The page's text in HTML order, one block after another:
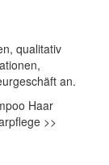
qualitativ
an.
Haar
>>